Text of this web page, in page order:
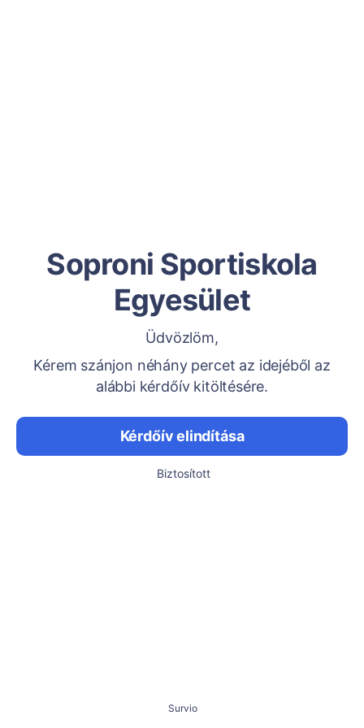
Soproni Sportiskola
Egyesület
Üdvözlöm,
Kérem szánjon néhány percet az idejéből az
alábbi kérdőív kitöltésére.
Kérdőív elindítása
Biztosított
Survio